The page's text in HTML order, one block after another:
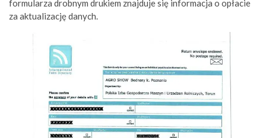
formularza drobnym drukiem znajduje się informacja o opłacie
za aktualizację danych.